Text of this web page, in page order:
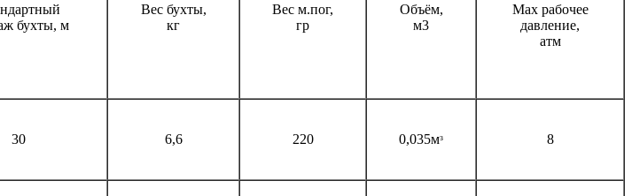
бухты, м
Вес бухты,
кг
Вес м.пог,
гр
Объём,
м3
Max рабочее
давление,
атм
30 6,6 220 0,035мᶟ 8